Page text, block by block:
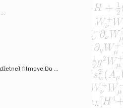
filmove.Do ...